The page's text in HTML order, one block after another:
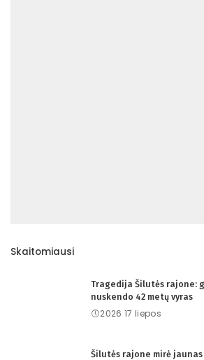
Skaitomiausi
Tragedija Šilutės rajone:
nuskendo 42 metų vyras
2026 17 liepos
Šilutės rajone mirė